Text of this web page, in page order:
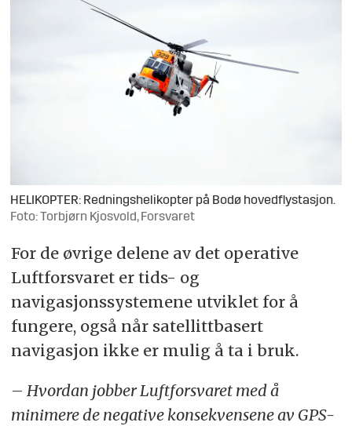
HELIKOPTER: Redningshelikopter på Bodø hovedflystasjon.
Foto: Torbjørn Kjosvold, Forsvaret
For de øvrige delene av det operative
Luftforsvaret er tids- og
navigasjonssystemene utviklet for å
fungere, også når satellittbasert
navigasjon ikke er mulig å ta i bruk.
– Hvordan jobber Luftforsvaret med å
minimere de negative konsekvensene av GPS-